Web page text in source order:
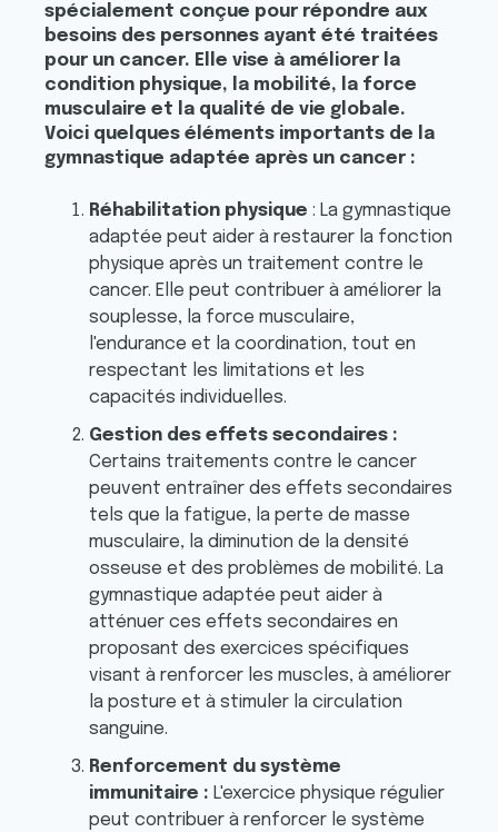
spécialement conçue pour répondre aux
besoins des personnes ayant été traitées
pour un cancer. Elle vise à améliorer la
condition physique, la mobilité, la force
musculaire et la qualité de vie globale.
Voici quelques éléments importants de la
gymnastique adaptée après un cancer :
Réhabilitation physique : La gymnastique
adaptée peut aider à restaurer la fonction
physique après un traitement contre le
cancer. Elle peut contribuer à améliorer la
souplesse, la force musculaire,
l'endurance et la coordination, tout en
respectant les limitations et les
capacités individuelles.
Gestion des effets secondaires :
Certains traitements contre le cancer
peuvent entraîner des effets secondaires
tels que la fatigue, la perte de masse
musculaire, la diminution de la densité
osseuse et des problèmes de mobilité. La
gymnastique adaptée peut aider à
atténuer ces effets secondaires en
proposant des exercices spécifiques
visant à renforcer les muscles, à améliorer
la posture et à stimuler la circulation
sanguine.
Renforcement du système
immunitaire : L'exercice physique régulier
peut contribuer à renforcer le système